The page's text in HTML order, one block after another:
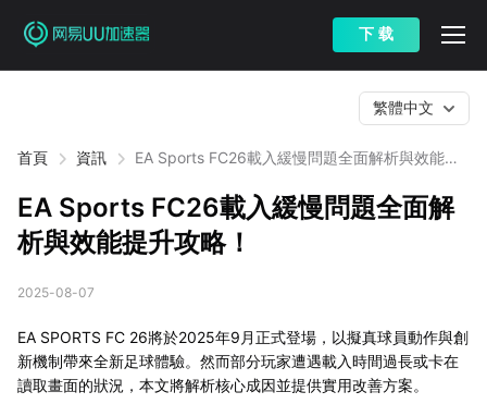
下 载
首頁 資訊
EA Sports FC26載入緩慢問題全面解析與效能提
繁體中文
EA Sports FC26載入緩慢問題全面解
析與效能提升攻略！
2025-08-07
EA SPORTS FC 26將於2025年9月正式登場，以擬真球員動作與創
新機制帶來全新足球體驗。然而部分玩家遭遇載入時間過長或卡在
讀取畫面的狀況，本文將解析核心成因並提供實用改善方案。